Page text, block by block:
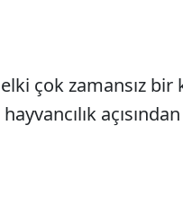
çok zamansız bir